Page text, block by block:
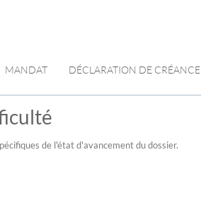
MANDAT DÉCLARATION DE CRÉANCE
de l'état d'avancement du dossier.